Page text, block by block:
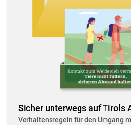
Sicher unterwegs auf Tirols
Verhaltensregeln für den Umgang